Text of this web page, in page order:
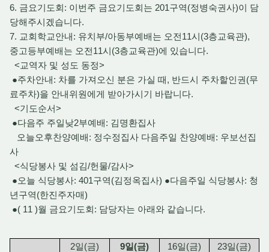
6. 금요기도회: 이번주 금요기도회는 201구역(정병숙권사)이 담
당해주시겠습니다.
7. 교회학교안내: 유치부/아동부예배는 오전11시(3층교육관),
중고등부예배는 오전11시(3층교육관)에 있습니다.
<교역자 및 성도 동정>
●주차안내: 차를 가져오신 분은 가실 때, 반드시 주차할인권(무
료주차)을 안내위원에게 받아가시기 바랍니다.
<기도순서>
●다음주 주일낮2부예배: 김명환집사
오늘오후찬양예배: 정수정집사 다음주일 찬양예배: 우보선집
사
<식당봉사 및 섬김/헌물/감사>
●오늘 식당봉사: 401구역(김정옥집사) ●다음주일 식당봉사: 청
년구역(한진주자매)
●( 11 )월 금요기도회: 담당자는 아래와 같습니다.
2일(금) 9일(금) 16일(금) 23일(금)